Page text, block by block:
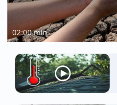
02:00 min